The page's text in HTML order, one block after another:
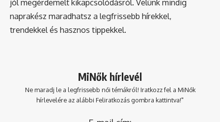
jól megérdemelt kikapcsolódásról. Velünk mindig
naprakész maradhatsz a legfrissebb hírekkel,
trendekkel és hasznos tippekkel.
MiNők hírlevél
Ne maradj le a legfrissebb női témákról! Iratkozz fel a MiNők
hírlevelére az alábbi Feliratkozás gombra kattintva!"